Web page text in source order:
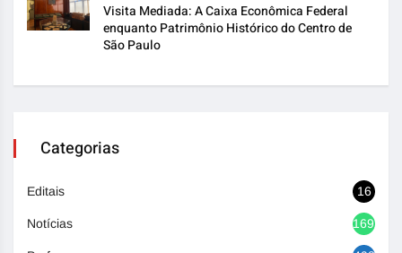
Visita Mediada: A Caixa Econômica Federal
enquanto Patrimônio Histórico do Centro de
São Paulo
Categorias
Editais 16
Notícias 1692